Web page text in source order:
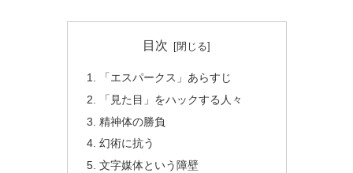
目次
「エスパークス」あらすじ
「見た目」をハックする人々
精神体の勝負
幻術に抗う
文字媒体という障壁